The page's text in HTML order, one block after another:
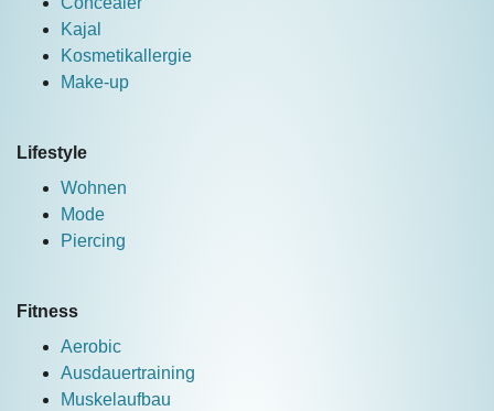
Kajal
Kosmetikallergie
Make-up
Lifestyle
Wohnen
Mode
Piercing
Fitness
Aerobic
Ausdauertraining
Muskelaufbau